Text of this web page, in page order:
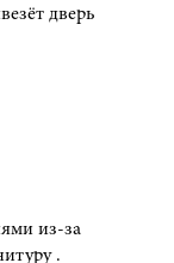
дверь
из-за
.